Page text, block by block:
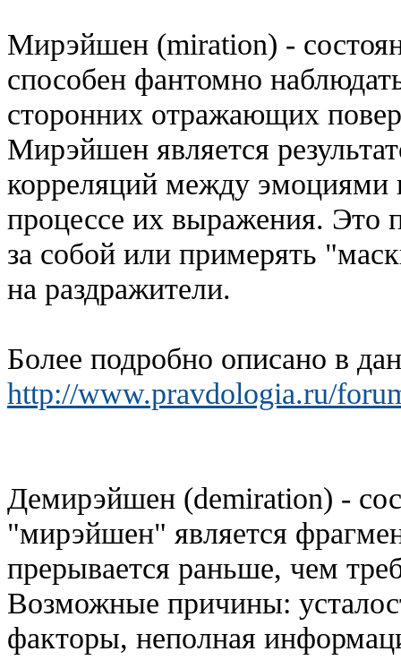
Мирэйшен (miration) -
способен фантомно
сторонних отражающих
Мирэйшен является
корреляций между эмоциями
процессе их выражения. Это
за собой или примерять
на раздражители.
Более подробно описано в
http://www.pravdologia.ru/
Демирэйшен (demiration) -
"мирэйшен" является
прерывается раньше, чем
Возможные причины:
факторы, неполная